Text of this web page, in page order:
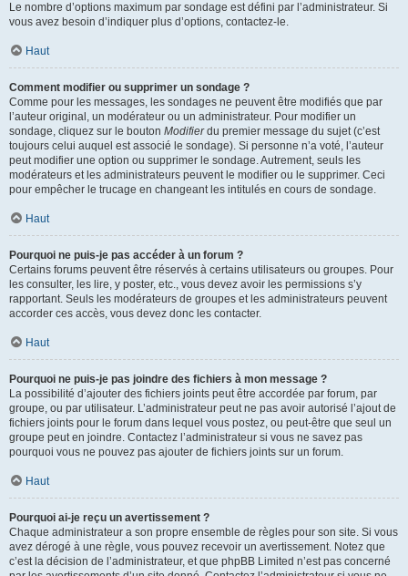
Le nombre d’options maximum par sondage est défini par l’administrateur. Si
vous avez besoin d’indiquer plus d’options, contactez-le.
Haut
Comment modifier ou supprimer un sondage ?
Comme pour les messages, les sondages ne peuvent être modifiés que par
l’auteur original, un modérateur ou un administrateur. Pour modifier un
sondage, cliquez sur le bouton Modifierdu premier message du sujet (c’est
toujours celui auquel est associé le sondage). Si personne n’a voté, l’auteur
peut modifier une option ou supprimer le sondage. Autrement, seuls les
modérateurs et les administrateurs peuvent le modifier ou le supprimer. Ceci
pour empêcher le trucage en changeant les intitulés en cours de sondage.
Haut
Pourquoi ne puis-je pas accéder à un forum ?
Certains forums peuvent être réservés à certains utilisateurs ou groupes. Pour
les consulter, les lire, y poster, etc., vous devez avoir les permissions s’y
rapportant. Seuls les modérateurs de groupes et les administrateurs peuvent
accorder ces accès, vous devez donc les contacter.
Haut
Pourquoi ne puis-je pas joindre des fichiers à mon message ?
La possibilité d’ajouter des fichiers joints peut être accordée par forum, par
groupe, ou par utilisateur. L’administrateur peut ne pas avoir autorisé l’ajout de
fichiers joints pour le forum dans lequel vous postez, ou peut-être que seul un
groupe peut en joindre. Contactez l’administrateur si vous ne savez pas
pourquoi vous ne pouvez pas ajouter de fichiers joints sur un forum.
Haut
Pourquoi ai-je reçu un avertissement ?
Chaque administrateur a son propre ensemble de règles pour son site. Si vous
avez dérogé à une règle, vous pouvez recevoir un avertissement. Notez que
c’est la décision de l’administrateur, et que phpBB Limited n’est pas concerné